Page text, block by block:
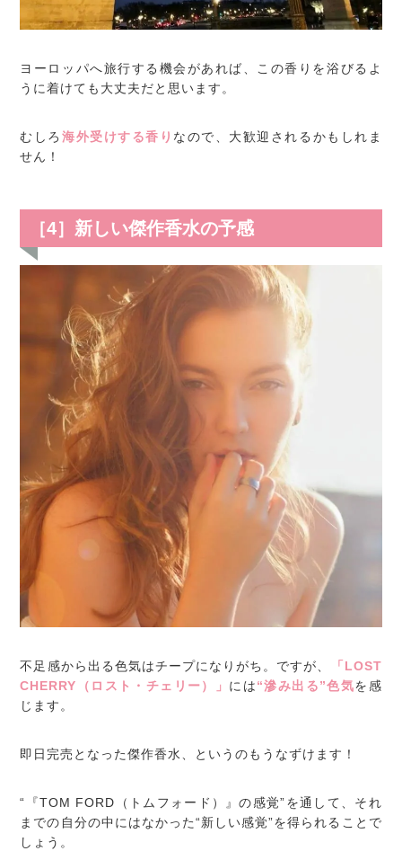
ヨーロッパへ旅行する機会があれば、この香りを浴びるよ
うに着けても大丈夫だと思います。
むしろ 海外受けする香り なので、大歓迎されるかもしれま
せん！
［4］新しい傑作香水の予感
不足感から出る色気はチープになりがち。ですが、
「LOST
CHERRY（ロスト・チェリー）」 には“滲み出る”色気を感
じます。
即日完売となった傑作香水、というのもうなずけます！
“『TOM FORD（トムフォード）』の感覚”を通して、それ
までの自分の中にはなかった“新しい感覚”を得られることで
しょう。